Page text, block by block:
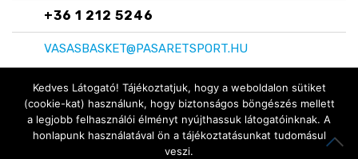
+36 1 212 5246
VASASBASKET@PASARETSPORT.HU
Copyright © 2024 Vasas Basket
ITT IS MEGTALÁLSZ:
Kedves Látogató! Tájékoztatjuk, hogy a weboldalon sütiket
(cookie-kat) használunk, hogy biztonságos böngészés mellett
a legjobb felhasználói élményt nyújthassuk látogatóinknak. A
honlapunk használatával ön a tájékoztatásunkat tudomásul
veszi.